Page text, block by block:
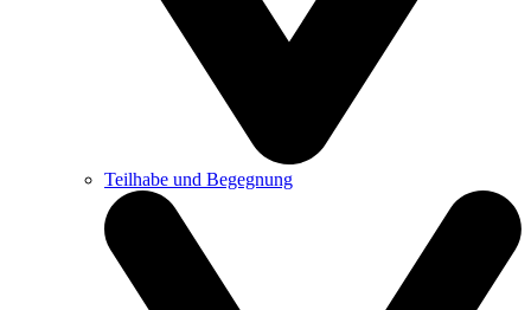
Teilhabe und Begegnung